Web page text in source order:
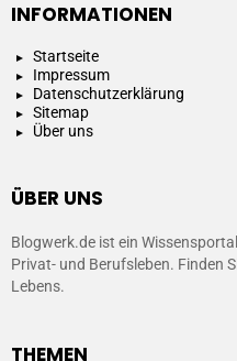
INFORMATIONEN
Startseite
Impressum
Datenschutzerklärung
Sitemap
Über uns
ÜBER UNS
Blogwerk.de ist ein
Privat- und Berufsleben. Finden
Lebens.
THEMEN